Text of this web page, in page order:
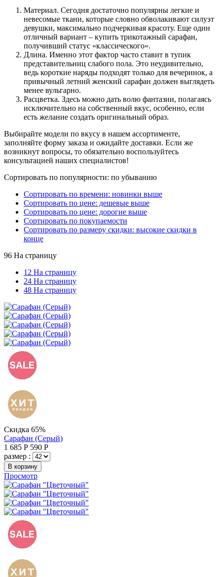
Материал. Сегодня достаточно популярны легкие и
невесомые ткани, которые словно обволакивают силуэт
девушки, максимально подчеркивая красоту. Еще один
отличный вариант – купить трикотажный сарафан,
получивший статус «классического».
Длина. Именно этот фактор часто ставит в тупик
представительниц слабого пола. Это неудивительно,
ведь короткие наряды подходят только для вечеринок, а
привычный летний женский сарафан должен выглядеть
менее вульгарно.
Расцветка. Здесь можно дать волю фантазии, полагаясь
исключительно на собственный вкус, особенно, если
есть желание создать оригинальный образ.
Выбирайте модели по вкусу в нашем ассортименте,
заполняйте форму заказа и ожидайте доставки. Если же
возникнут вопросы, то обязательно воспользуйтесь
консультацией наших специалистов!
Сортировать по популярности: по убыванию
Сортировать по времени: новинки выше
Сортировать по цене: дешевые выше
Сортировать по цене: дорогие выше
Сортировать по покупаемости
Сортировать по размеру скидки: высокие скидки в
конце
96 На страницу
12 На страницу
24 На страницу
48 На страницу
Скидка 65%
Сарафан (Серый)
1 685 Р 590 Р
размер :
В корзину
Просмотр